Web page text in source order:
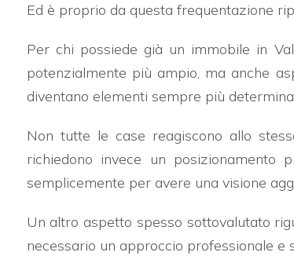
Ed è proprio da questa frequentazione
Per chi possiede già un immobile in
potenzialmente più ampio, ma anche
diventano elementi sempre più
Non tutte le case reagiscono allo
richiedono invece un posizionamento
semplicemente per avere una visione
Un altro aspetto spesso sottovalutato
necessario un approccio professionale
4
5+
Bagni
minimi